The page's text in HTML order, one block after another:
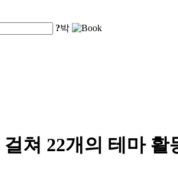
?박
쳐 22개의 테마 활